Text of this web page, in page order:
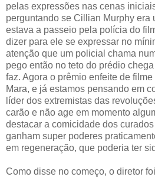
pelas expressões nas cenas
perguntando se Cillian Murphy era
estava a passeio pela polícia do
dizer para ele se expressar no
atenção que um policial chama
pego então no teto do prédio
faz. Agora o prêmio enfeite de
Mara, e já estamos pensando em
líder dos extremistas das
carão e não age em momento
destacar a comicidade dos
ganham super poderes
em regeneração, que poderia ter
Como disse no começo, o diretor